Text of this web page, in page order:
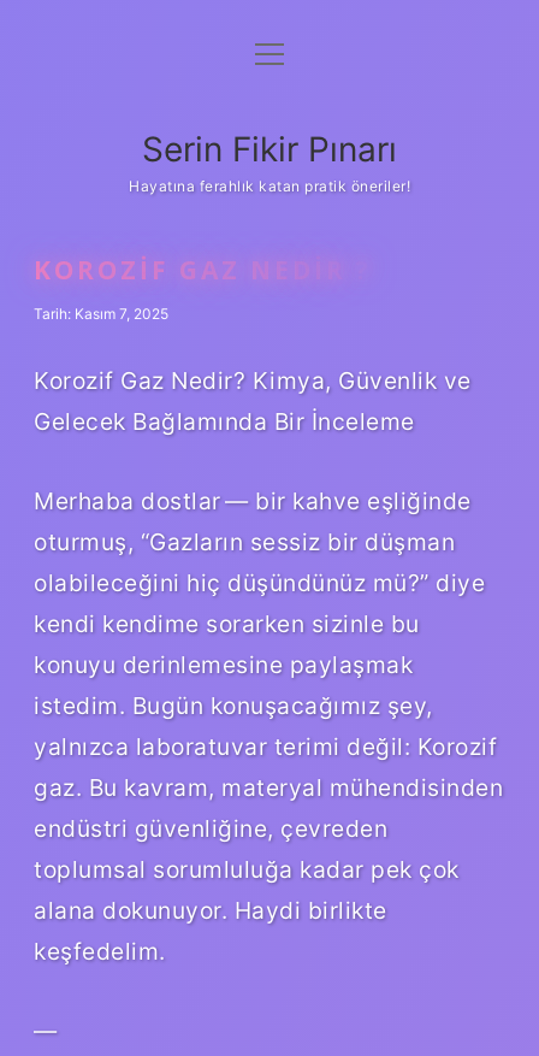
Gizlilik Politikası
Yasal Uyarı
menüyü
Serin Fikir Pınarı
Hayatına ferahlık katan pratik öneriler!
KOROZIF GAZ NEDIR ?
Tarih: Kasım 7, 2025
Korozif Gaz Nedir? Kimya, Güvenlik ve
Gelecek Bağlamında Bir İnceleme
Merhaba dostlar — bir kahve eşliğinde
oturmuş, “Gazların sessiz bir düşman
olabileceğini hiç düşündünüz mü?” diye
kendi kendime sorarken sizinle bu
konuyu derinlemesine paylaşmak
istedim. Bugün konuşacağımız şey,
yalnızca laboratuvar terimi değil: Korozif
gaz. Bu kavram, materyal mühendisinden
endüstri güvenliğine, çevreden
toplumsal sorumluluğa kadar pek çok
alana dokunuyor. Haydi birlikte
keşfedelim.
—